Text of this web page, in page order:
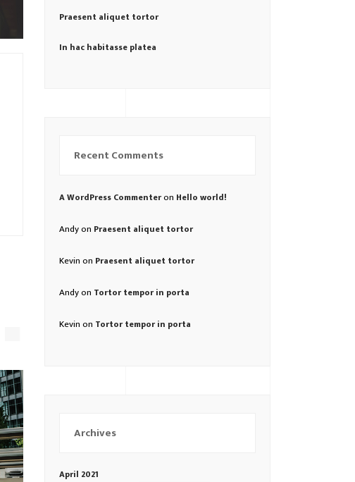
Praesent aliquet tortor
In hac habitasse platea
Recent Comments
A WordPress Commenteron Hello world!
Andyon Praesent aliquet tortor
Kevinon Praesent aliquet tortor
Andyon Tortor tempor in porta
Kevinon Tortor tempor in porta
Archives
April 2021